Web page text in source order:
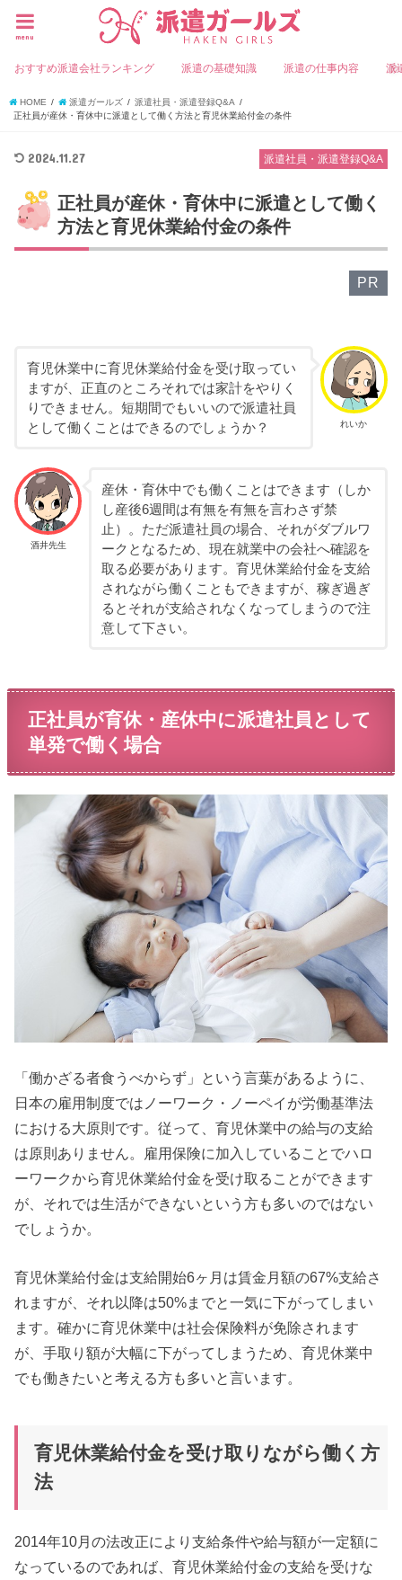
menu
おすすめ派遣会社ランキング 派遣の基礎知識 派遣の仕事内容 派
HOME 派遣ガールズ
派遣社員・派遣登録Q&A
正社員が産休・育休中に派遣として働く方法と育児休業給付金の条件
派遣社員・派遣登録Q&A
2024.11.27
正社員が産休・育休中に派遣として働く
方法と育児休業給付金の条件
PR
れいか
育児休業中に育児休業給付金を受け取ってい
ますが、正直のところそれでは家計をやりく
りできません。短期間でもいいので派遣社員
として働くことはできるのでしょうか？
酒井先生
産休・育休中でも働くことはできます（しか
し産後6週間は有無を有無を言わさず禁
止）。ただ派遣社員の場合、それがダブルワ
ークとなるため、現在就業中の会社へ確認を
取る必要があります。育児休業給付金を支給
されながら働くこともできますが、稼ぎ過ぎ
るとそれが支給されなくなってしまうので注
意して下さい。
正社員が育休・産休中に派遣社員として
単発で働く場合
「働かざる者食うべからず」という言葉があるように、
日本の雇用制度ではノーワーク・ノーペイが労働基準法
における大原則です。従って、育児休業中の給与の支給
は原則ありません。雇用保険に加入していることでハロ
ーワークから育児休業給付金を受け取ることができます
が、それでは生活ができないという方も多いのではない
でしょうか。
育児休業給付金は支給開始6ヶ月は賃金月額の67%支給さ
れますが、それ以降は50%までと一気に下がってしまい
ます。確かに育児休業中は社会保険料が免除されます
が、手取り額が大幅に下がってしまうため、育児休業中
でも働きたいと考える方も多いと言います。
育児休業給付金を受け取りながら働く方
法
2014年10月の法改正により支給条件や給与額が一定額に
なっているのであれば、育児休業給付金の支給を受けな